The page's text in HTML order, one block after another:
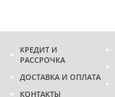
КРЕДИТ И
РАССРОЧКА
ДОСТАВКА И ОПЛАТА
КОНТАКТЫ